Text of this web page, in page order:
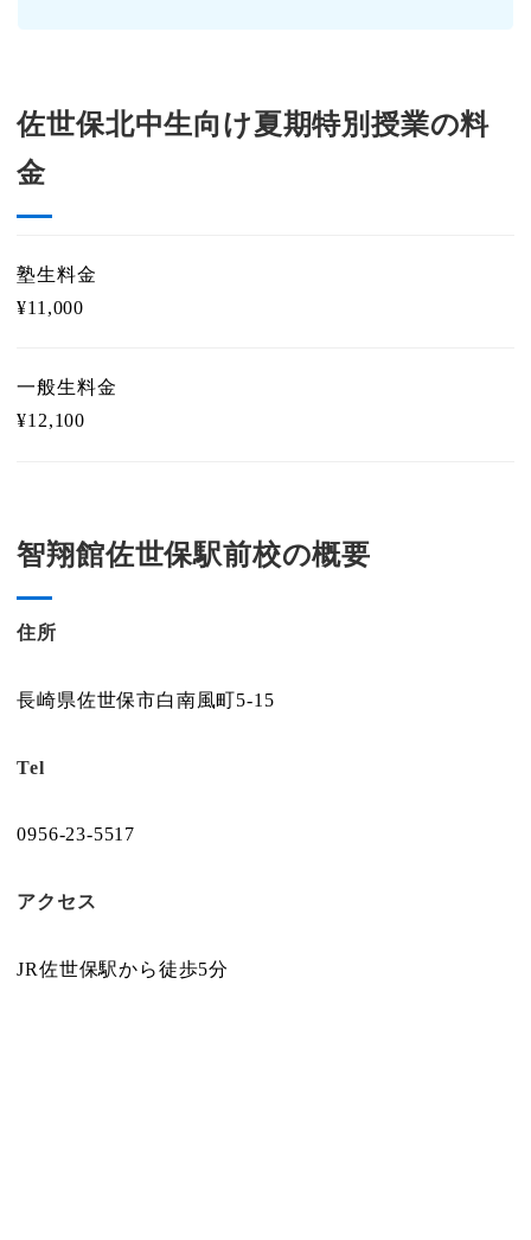
佐世保北中生向け夏期特別授業の料
金
塾生料金
¥11,000
一般生料金
¥12,100
智翔館佐世保駅前校の概要
住所
長崎県佐世保市白南風町5-15
Tel
0956-23-5517
アクセス
JR佐世保駅から徒歩5分